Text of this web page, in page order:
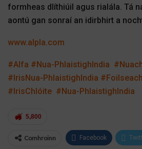
formheas dlíthiúil agus rialála. Tá
aontú gan sonraí an idirbhirt a
www.alpla.com
#Alfa #Nua-PhlaistighIndia
#IrisNua-PhlaistighIndia
#IrisChlóite #Nua-PhlaistighIndia
5,800
Comhroinn Facebook